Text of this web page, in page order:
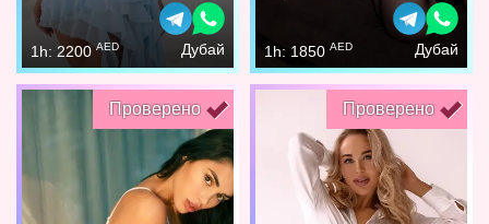
1h: 2200AED Дубай 1h: 1850 AED Дубай
Проверено Проверено